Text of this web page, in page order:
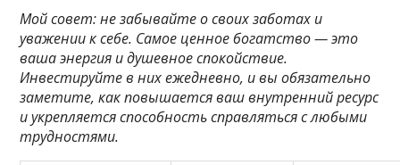
Мой совет: не забывайте о своих заботах и
уважении к себе. Самое ценное богатство — это
ваша энергия и душевное спокойствие.
Инвестируйте в них ежедневно, и вы обязательно
заметите, как повышается ваш внутренний ресурс
и укрепляется способность справляться с любыми
трудностями.